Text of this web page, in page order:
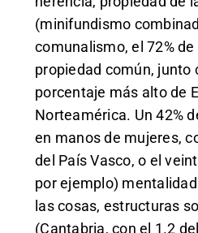
(minifundismo
comunalismo, el 72%
propiedad común, junto
porcentaje más alto de
Norteamérica. Un 42%
en manos de mujeres,
del País Vasco, o el
por ejemplo)
las cosas, estructuras
(Cantabria, con el 1.2